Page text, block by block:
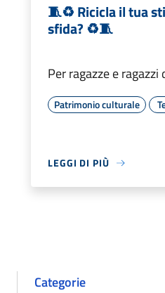
🧵♻️ Ricicla il tua
sfida? ♻️🧵
Per ragazze e
Patrimonio culturale
LEGGI DI PIÙ
Categorie